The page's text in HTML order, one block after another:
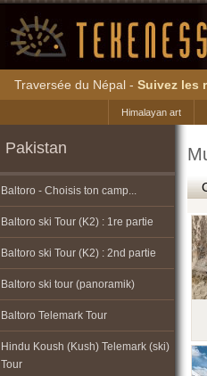
Traversée du Népal - Suivez les
Himalayan art
Pakistan
Baltoro - Choisis ton camp...
Baltoro ski Tour (K2) : 1re partie
Baltoro ski Tour (K2) : 2nd partie
Baltoro ski tour (panoramik)
Baltoro Telemark Tour
Hindu Koush (Kush) Telemark (ski)
Tour